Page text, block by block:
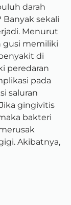
darah
Banyak sekali
Menurut
gusi memiliki
di
peredaran
pada
saluran
gingivitis
bakteri
Akibatnya,